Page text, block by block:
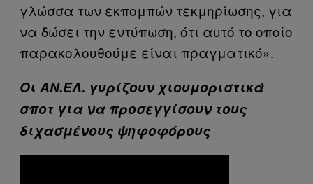
γλώσσα των εκπομπών τεκμηρίωσης, για
να δώσει την εντύπωση, ότι αυτό το οποίο
παρακολουθούμε είναι πραγματικό».
Οι ΑΝ.ΕΛ. γυρίζουν χιουμοριστικά
σποτ για να προσεγγίσουν τους
διχασμένους ψηφοφόρους